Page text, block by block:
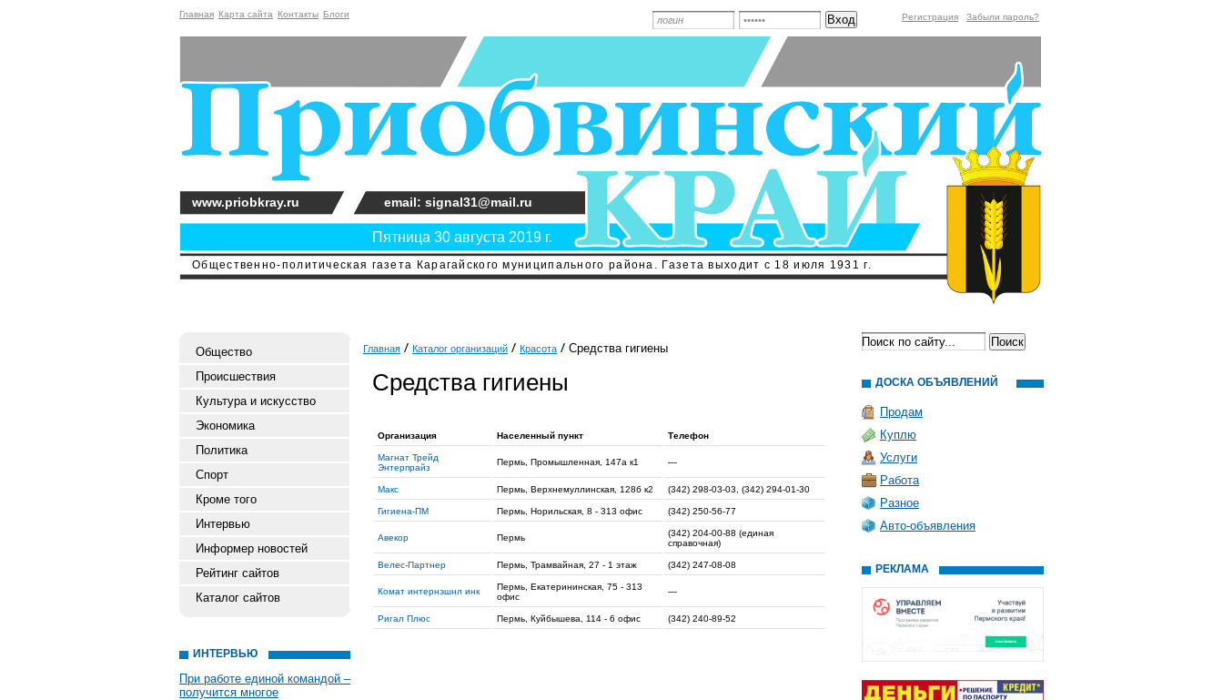
Главная Карта сайта Контакты Блоги Регистрация Забыли пароль?
Общественно-политическая газета Карагайского муниципального района. Газета выходит с 18 июля 1931 г.
Пятница 30 августа 2019 г.
www.priobkray.ru email: signal31@mail.ru
Общество
Происшествия
Культура и искусство
Экономика
Политика
Спорт
Кроме того
Интервью
Информер новостей
Рейтинг сайтов
Каталог сайтов
ИНТЕРВЬЮ
При работе единой командой –
получится многое
Главная Каталог организаций Красота Средства гигиены
Средства гигиены
Организация Населенный пункт Телефон
Магнат Трейд
Энтерпрайз
Пермь, Промышленная, 147а к1 —
Макс Пермь, Верхнемуллинская, 128б к2 (342) 298-03-03, (342) 294-01-30
Гигиена-ПМ Пермь, Норильская, 8 - 313 офис (342) 250-56-77
Авекор Пермь
(342) 204-00-88 (единая
справочная)
Велес-Партнер Пермь, Трамвайная, 27 - 1 этаж (342) 247-08-08
Комат интернэшнл инк
Пермь, Екатерининская, 75 - 313
офис
—
Ригал Плюс Пермь, Куйбышева, 114 - 6 офис (342) 240-89-52
ДОСКА ОБЪЯВЛЕНИЙ
Продам
Куплю
Услуги
Работа
Разное
Авто-объявления
РЕКЛАМА